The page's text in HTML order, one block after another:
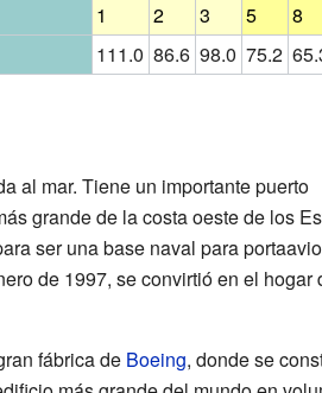
1 2 3 5 8
111.0 86.6 98.0 75.2
al mar. Tiene un importante puerto
grande de la costa oeste de los
ser una base naval para
de 1997, se convirtió en el hogar
fábrica de Boeing, donde se